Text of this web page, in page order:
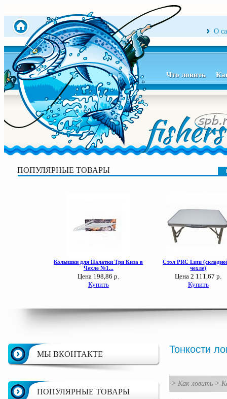
О
Что ловить
ПОПУЛЯРНЫЕ ТОВАРЫ
МЫ ВКОНТАКТЕ
ПОПУЛЯРНЫЕ ТОВАРЫ
Тонкости
> Как ловить >